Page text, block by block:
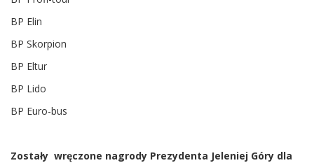
BP Elin
BP Skorpion
BP Eltur
BP Lido
BP Euro-bus
Zostały wręczone nagrody Prezydenta Jeleniej Góry dla